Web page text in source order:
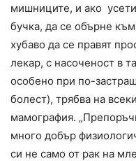
мишниците, и ако
бучка, да се обърне
хубаво да се правят
лекар, с насоченост в
особено при по-
болест), трябва на
мамография.
много добър
си не само от рак на